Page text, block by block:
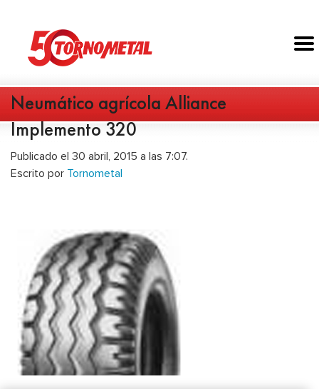
Neumático agrícola Alliance
Implemento 320
Publicado el 30 abril, 2015 a las 7:07.
Escrito por Tornometal